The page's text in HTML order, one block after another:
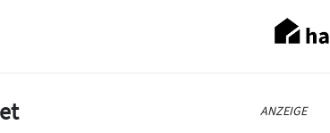
ANZEIGE